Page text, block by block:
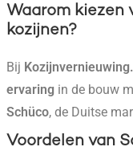
Waarom kiezen
kozijnen?
Bij
ervaring in de bouw
Schüco, de Duitse
Voordelen van